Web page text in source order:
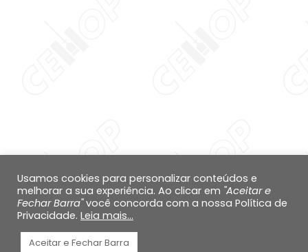
Usamos cookies para personalizar conteúdos e
melhorar a sua experiência. Ao clicar em "Aceitar e
Fechar Barra"você concorda com a nossa Política de
Privacidade. Leia mais...
Aceitar e Fechar Barra
Guia de leitura
Links sublinhados